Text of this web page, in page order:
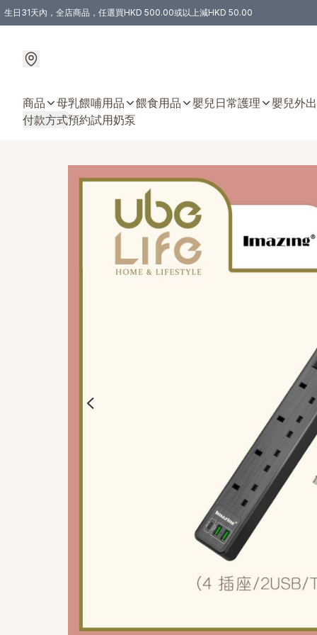
生日31天內，全店商品，任選買HKD 500.00或以上減HKD 50.00
商品 母乳餵哺用品 餵食用品 嬰兒日常護理
嬰兒外
付款方式預約試用奶泵